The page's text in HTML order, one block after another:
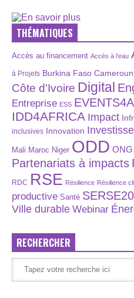
THÉMATIQUES
Accès au financement Accès à l’eau
à Projets Burkina Faso Cameroun
Côte d'Ivoire Digital
Entreprise ESS
IDD4AFRICA Impact
inclusives Innovation
Mali Maroc Niger ODD ONG
Partenariats à impacts
RDC RSE Résilience Résilience
productive Santé
Ville durable Webinar
RECHERCHER